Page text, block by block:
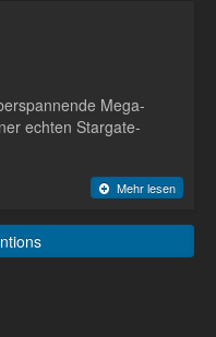
Mega-
echten Stargate-
Mehr lesen